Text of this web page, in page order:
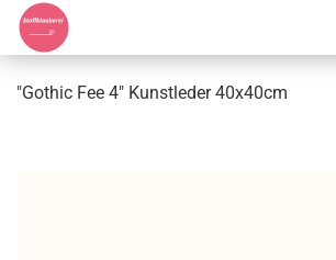
"Gothic Fee 4" Kunstleder 40x40cm